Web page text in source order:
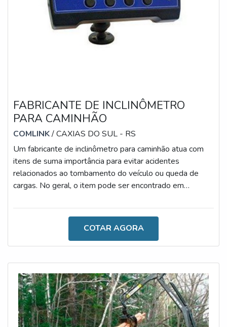
FABRICANTE DE INCLINÔMETRO
PARA CAMINHÃO
COMLINK/ CAXIAS DO SUL - RS
Um fabricante de inclinômetro para caminhão atua com
itens de suma importância para evitar acidentes
relacionados ao tombamento do veículo ou queda de
cargas. No geral, o item pode ser encontrado em
semirreboque: reduz o risco de tombamento e danos ao
inclinação, bloqueia a subida de caixa caso seja um
processo inseguro e possui alarmes visuais e sonoros ao
COTAR AGORA